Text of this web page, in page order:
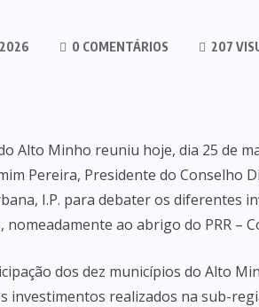
0 COMENTÁRIOS 207
Alto Minho reuniu hoje, dia 25 de
Pereira, Presidente do Conselho
I.P. para debater os diferentes
nomeadamente ao abrigo do PRR –
dos dez municípios do Alto
investimentos realizados na sub-